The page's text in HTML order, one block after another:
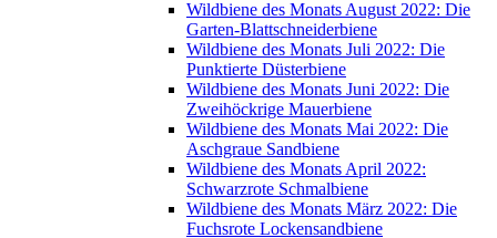
Wildbiene des Monats August 2022: Die
Garten-Blattschneiderbiene
Wildbiene des Monats Juli 2022: Die
Punktierte Düsterbiene
Wildbiene des Monats Juni 2022: Die
Zweihöckrige Mauerbiene
Wildbiene des Monats Mai 2022: Die
Aschgraue Sandbiene
Wildbiene des Monats April 2022:
Schwarzrote Schmalbiene
Wildbiene des Monats März 2022: Die
Fuchsrote Lockensandbiene